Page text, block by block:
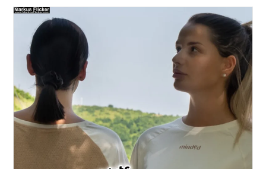
Wir
Dank
Minimalismus
Digitalisierung
Selbstbestimmt
Und
Nachhaltig
Leben
Können
Von
Holger
Sachse